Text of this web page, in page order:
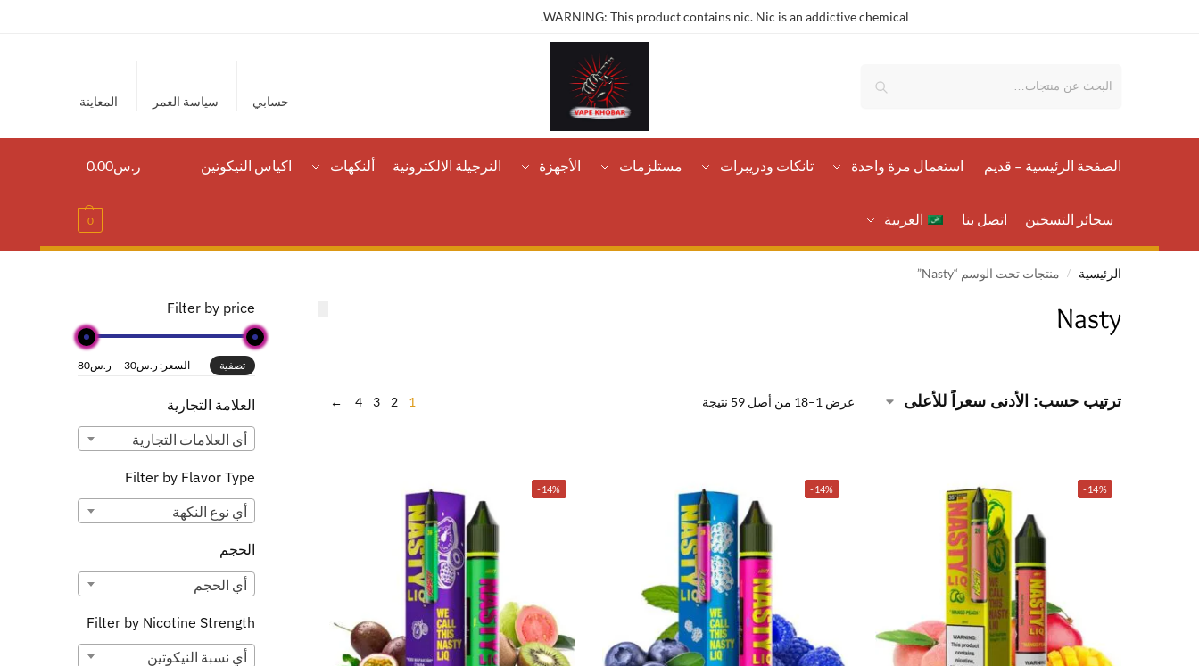
WARNING: This product contains nic. Nic is an addictive chemical.
حسابي سياسة العمر المعاينة
الصفحة الرئيسية – قدیم استعمال مرة واحدة تانكات ودريبرات مستلزمات الأجهزة النرجيلة الالكترونية ألنكهات اكياس النيكوتين
سجائر التسخين اتصل بنا العربية
ر.س0.00
0
الرئيسية / منتجات تحت الوسم “Nasty”
Nasty
عرض 1–18 من أصل 59 نتيجة 1
2
3
4
←
-14%
-14%
-14%
Filter by price
تصفية السعر: ر.س30 — ر.س80
العلامة التجارية
أي ‏العلامات التجارية
Filter by Flavor Type
أي ‏نوع النكهة
الحجم
أي ‏الحجم
Filter by Nicotine Strength
أي ‏نسبة النيكوتين